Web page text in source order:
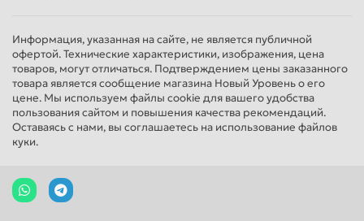
Информация, указанная на сайте, не является публичной
офертой. Технические характеристики, изображения, цена
товаров, могут отличаться. Подтверждением цены заказанного
товара является сообщение магазина Новый Уровень о его
цене. Мы используем файлы cookie для вашего удобства
пользования сайтом и повышения качества рекомендаций.
Оставаясь с нами, вы соглашаетесь на использование файлов
куки.